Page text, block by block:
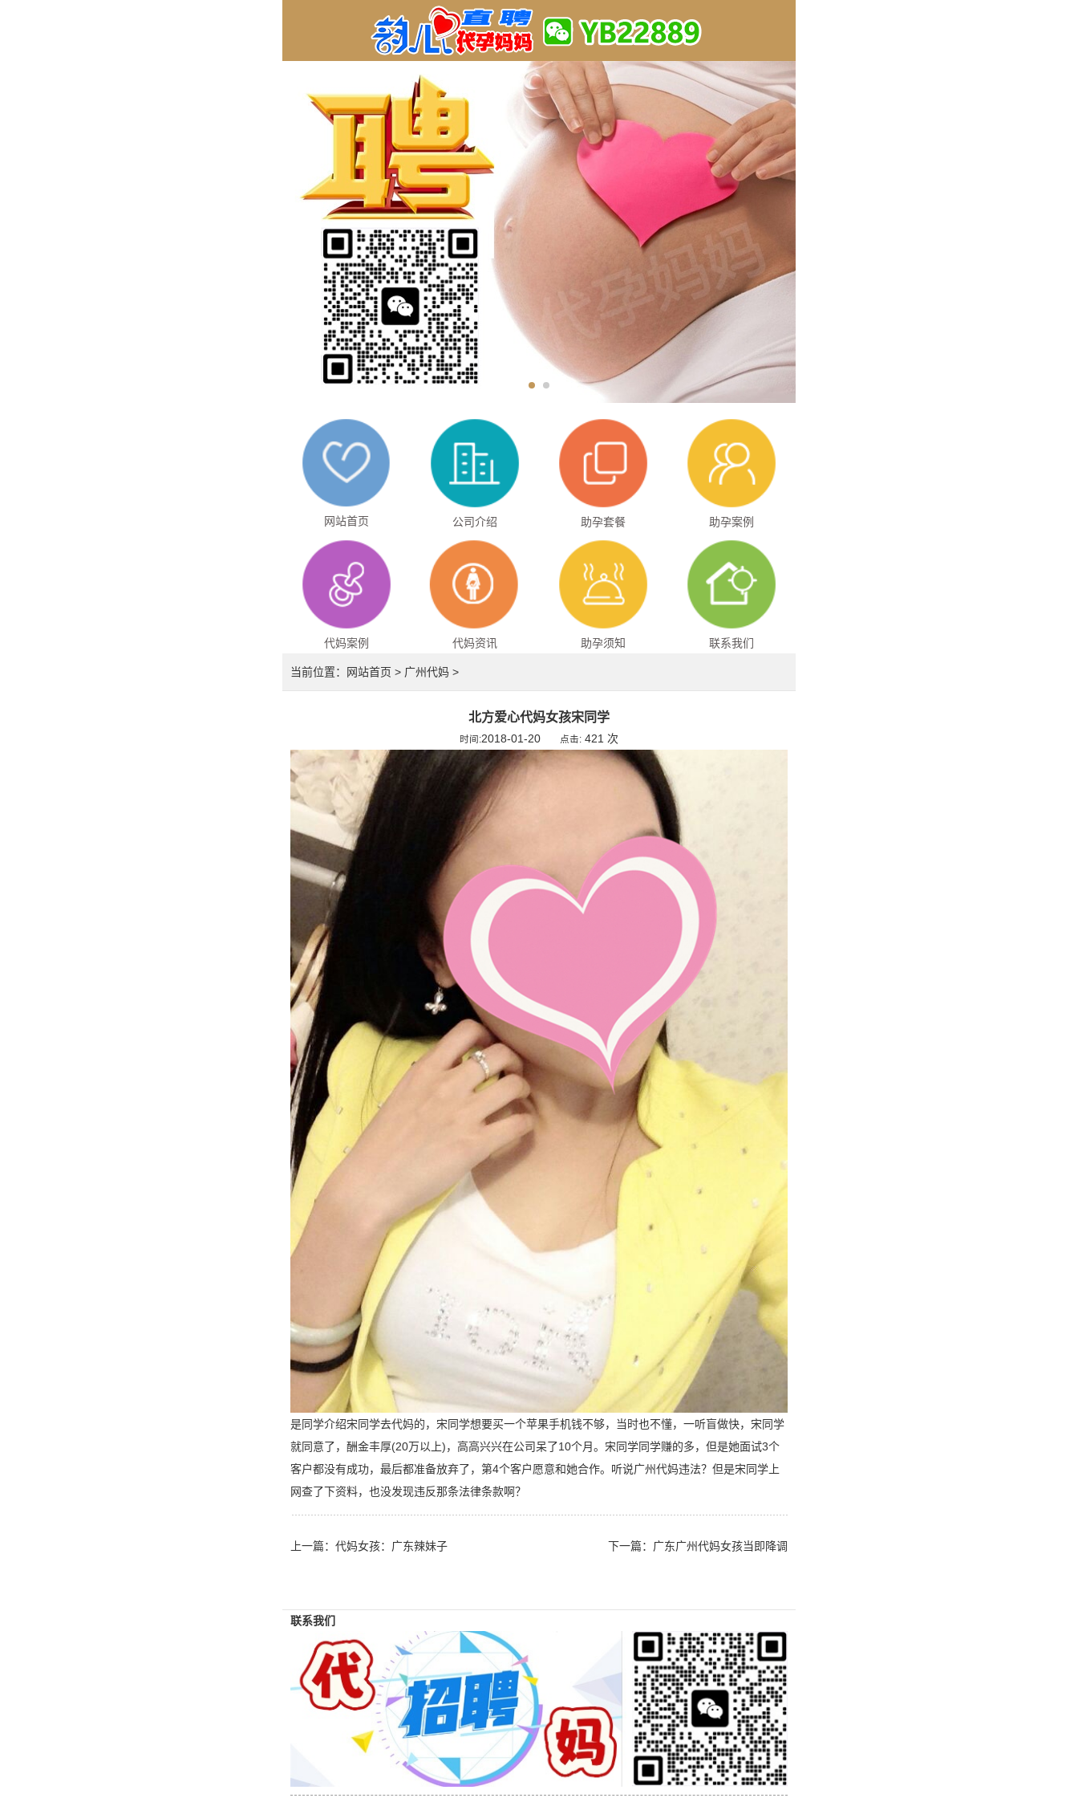
网站首页 公司介绍 助孕套餐 助孕案例
代妈案例 代妈资讯 助孕须知 联系我们
当前位置： 网站首页 > 广州代妈 >
北方爱心代妈女孩宋同学
时间:2018-01-20 点击: 421 次
是同学介绍宋同学去代妈的，宋同学想要买一个苹果手机钱不够，当时也不懂，一听盲做快，宋同学
就同意了，酬金丰厚(20万以上)，高高兴兴在公司呆了10个月。宋同学同学赚的多，但是她面试3个
客户都没有成功，最后都准备放弃了，第4个客户愿意和她合作。听说广州代妈违法？但是宋同学上
网查了下资料，也没发现违反那条法律条款啊？
上一篇： 代妈女孩：广东辣妹子 下一篇： 广东广州代妈女孩当即降调
联系我们